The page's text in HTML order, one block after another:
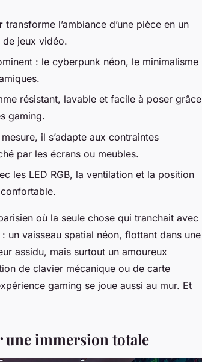
transforme l’ambiance d’une pièce en un
de jeux vidéo.
: le cyberpunk néon, le minimalisme
résistant, lavable et facile à poser grâce
gaming.
il s’adapte aux contraintes
par les écrans ou meubles.
les LED RGB, la ventilation et la position
où la seule chose qui tranchait avec
: un vaisseau spatial néon, flottant dans une
assidu, mais surtout un amoureux
de clavier mécanique ou de carte
gaming se joue aussi au mur. Et
une immersion totale